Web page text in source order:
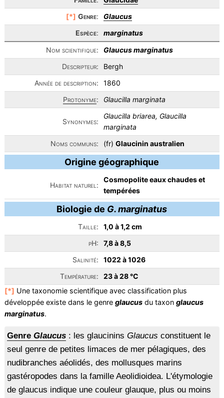
[*] Genre:
Glaucus
Espèce:
marginatus
Nom scientifique:
Glaucus marginatus
Descripteur:
Bergh
Année de description:
1860
Protonyme: Glaucilla marginata
Synonymes:
Glaucilla briarea, Glaucilla
marginata
Noms communs:
(fr) Glaucinin australien
Origine géographique
Habitat naturel:
Cosmopolite eaux chaudes et
tempérées
Biologie de G. marginatus
Taille:
1,0 à 1,2 cm
pH:
7,8 à 8,5
Salinité:
1022 à 1026
Température:
23 à 28 °C
[*] Une taxonomie scientifique avec classification plus
développée existe dans le genre glaucusdu taxon glaucus
marginatus.
Genre Glaucus: les glaucinins Glaucus constituent le
seul genre de petites limaces de mer pélagiques, des
nudibranches aéolidés, des mollusques marins
gastéropodes dans la famille Aeolidioidea. L'étymologie
de glaucus indique une couleur glauque, plus ou moins